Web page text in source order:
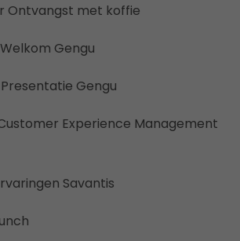
Ontvangst met koffie
Welkom Gengu
Presentatie Gengu
Customer Experience Management
Savantis